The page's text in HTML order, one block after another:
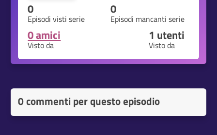
0
Episodi visti serie
0
Episodi mancanti serie
0 amici
Visto da
1 utenti
Visto da
0 commenti per questo episodio